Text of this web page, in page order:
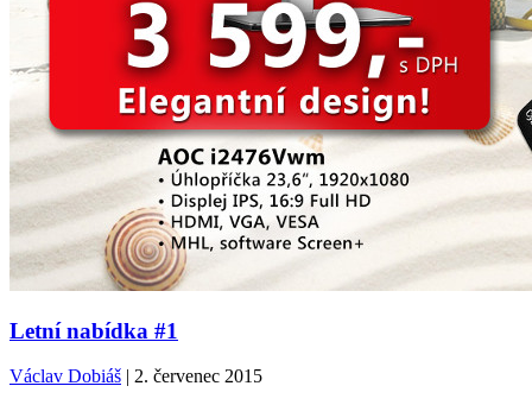
Letní nabídka #1
Václav Dobiáš | 2. červenec 2015